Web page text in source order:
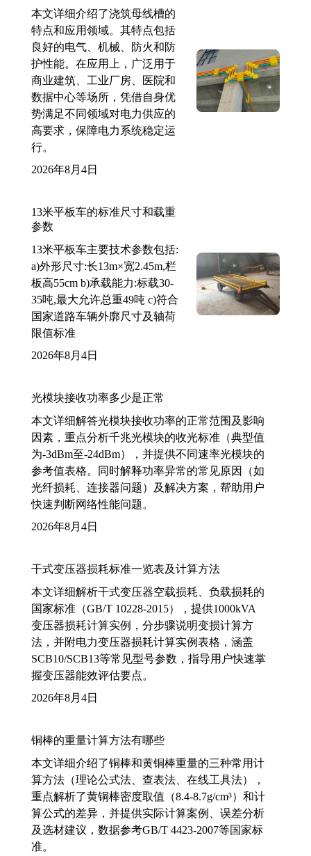
本文详细介绍了浇筑母线槽的
特点和应用领域。其特点包括
良好的电气、机械、防火和防
护性能。在应用上，广泛用于
商业建筑、工业厂房、医院和
数据中心等场所，凭借自身优
势满足不同领域对电力供应的
高要求，保障电力系统稳定运
行。
2026年8月4日
13米平板车的标准尺寸和载重
参数
13米平板车主要技术参数包括:
a)外形尺寸:长13m×宽2.45m,栏
板高55cm b)承载能力:标载30-
35吨,最大允许总重49吨 c)符合
国家道路车辆外廓尺寸及轴荷
限值标准
2026年8月4日
光模块接收功率多少是正常
本文详细解答光模块接收功率的正常范围及影响
因素，重点分析千兆光模块的收光标准（典型值
为-3dBm至-24dBm），并提供不同速率光模块的
参考值表格。同时解释功率异常的常见原因（如
光纤损耗、连接器问题）及解决方案，帮助用户
快速判断网络性能问题。
2026年8月4日
干式变压器损耗标准一览表及计算方法
本文详细解析干式变压器空载损耗、负载损耗的
国家标准（GB/T 10228-2015），提供1000kVA
变压器损耗计算实例，分步骤说明变损计算方
法，并附电力变压器损耗计算实例表格，涵盖
SCB10/SCB13等常见型号参数，指导用户快速掌
握变压器能效评估要点。
2026年8月4日
铜棒的重量计算方法有哪些
本文详细介绍了铜棒和黄铜棒重量的三种常用计
算方法（理论公式法、查表法、在线工具法），
重点解析了黄铜棒密度取值（8.4-8.7g/cm³）和计
算公式的差异，并提供实际计算案例、误差分析
及选材建议，数据参考GB/T 4423-2007等国家标
准。